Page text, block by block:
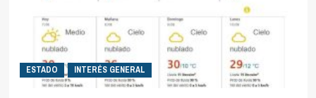
ESTADO INTERÉS GENERAL